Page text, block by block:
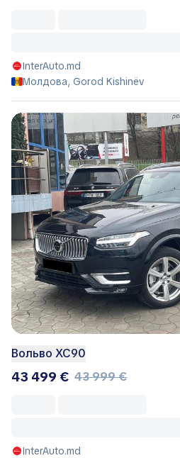
InterAuto.md
Молдова, Gorod Kishinëv
Вольво ХС90
43 499 € 43 999 €
InterAuto.md